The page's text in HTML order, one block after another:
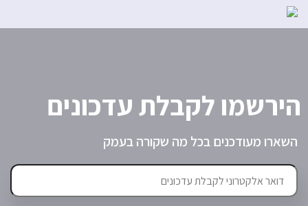
הירשמו לקבלת עדכונים
השארו מעודכנים בכל מה שקורה בעמק